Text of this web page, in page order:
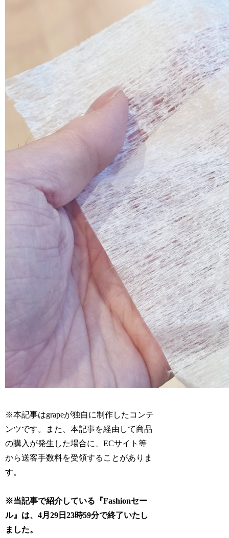
※本記事はgrapeが独自に制作したコンテ
ンツです。また、本記事を経由して商品
の購入が発生した場合に、ECサイト等
から送客手数料を受領することがありま
す。
※当記事で紹介している『Fashionセー
ル』は、4月29日23時59分で終了いたし
ました。